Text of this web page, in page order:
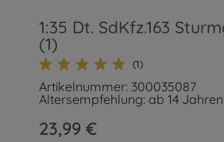
1:35 Dt. SdKfz.163
(1)
(1)
Artikelnummer: 300035087
Altersempfehlung: ab 14 Jahren
23,99 €